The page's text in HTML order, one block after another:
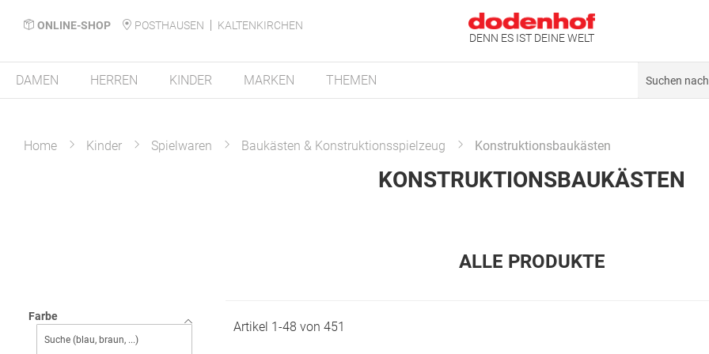
ONLINE-SHOP POSTHAUSEN
KALTENKIRCHEN
DENN ES IST DEINE WELT
DAMEN HERREN KINDER MARKEN THEMEN
Home Kinder Spielwaren Baukästen & Konstruktionsspielzeug Konstruktionsbaukästen
KONSTRUKTIONSBAUKÄSTEN
ALLE PRODUKTE
Farbe
Artikel 1-48 von 451